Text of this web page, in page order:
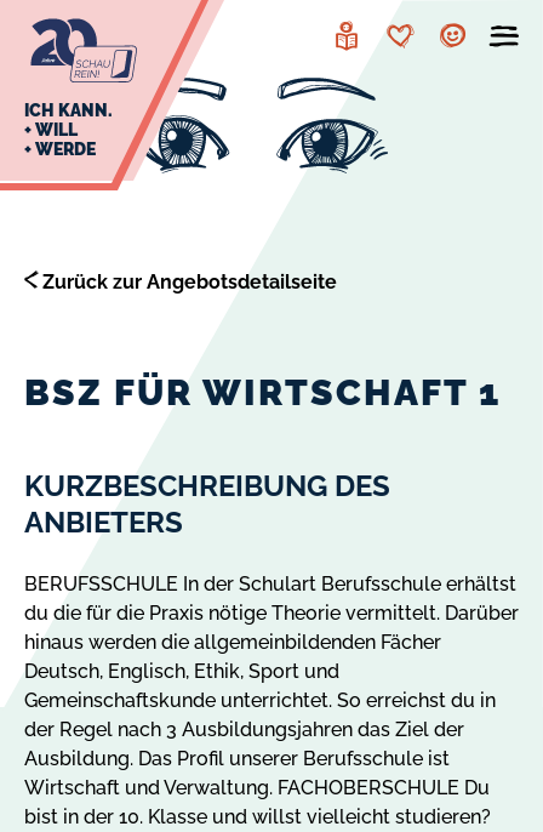
Navigation
Inhalt
Leichte
MerkzettelAccount
ICH KANN.
+ WILL
+ WERDE
Zurück zur Angebotsdetailseite
BSZ FÜR WIRTSCHAFT 1
KURZBESCHREIBUNG DES
ANBIETERS
BERUFSSCHULE In der Schulart Berufsschule erhältst
du die für die Praxis nötige Theorie vermittelt. Darüber
hinaus werden die allgemeinbildenden Fächer
Deutsch, Englisch, Ethik, Sport und
Gemeinschaftskunde unterrichtet. So erreichst du in
der Regel nach 3 Ausbildungsjahren das Ziel der
Ausbildung. Das Profil unserer Berufsschule ist
Wirtschaft und Verwaltung. FACHOBERSCHULE Du
bist in der 10. Klasse und willst vielleicht studieren?